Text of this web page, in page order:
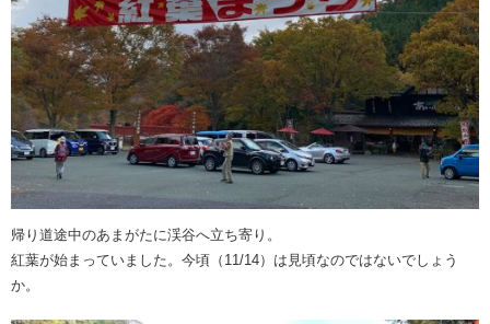
帰り道途中のあまがたに渓谷へ立ち寄り。
紅葉が始まっていました。今頃（11/14）は見頃なのではないでしょう
か。